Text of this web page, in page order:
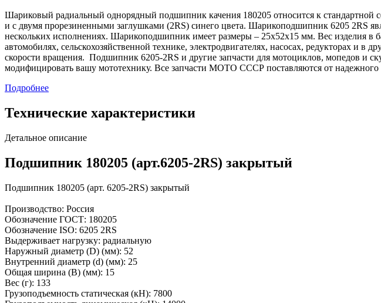
Шариковый радиальный однорядный подшипник качения 180205 относится к
и с двумя прорезиненными заглушками (2RS) синего цвета. Шарикоподшипник 6205 2RS
нескольких исполнениях. Шарикоподшипник имеет размеры – 25х52х15 мм. Вес изделия в
автомобилях, сельскохозяйственной технике, электродвигателях, насосах, редукторах и
скорости вращения. Подшипник 6205-2RS и другие запчасти для мотоциклов, мопедов и
модифицировать вашу мототехнику. Все запчасти МОТО СССР поставляются от надежного
Подробнее
Технические характеристики
Детальное описание
Подшипник 180205 (арт.6205-2RS) закрытый
Подшипник 180205 (арт. 6205-2RS) закрытый
Производство: Россия
Обозначение ГОСТ: 180205
Обозначение ISO: 6205 2RS
Выдерживает нагрузку: радиальную
Наружный диаметр (D) (мм): 52
Внутренний диаметр (d) (мм): 25
Общая ширина (B) (мм): 15
Вес (г): 133
Грузоподъемность статическая (кH): 7800